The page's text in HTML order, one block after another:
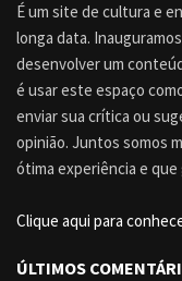
É um site de cultura e
longa data.
desenvolver um
é usar este espaço
enviar sua crítica ou
opinião. Juntos somos
ótima experiência e
Clique aqui para
ÚLTIMOS